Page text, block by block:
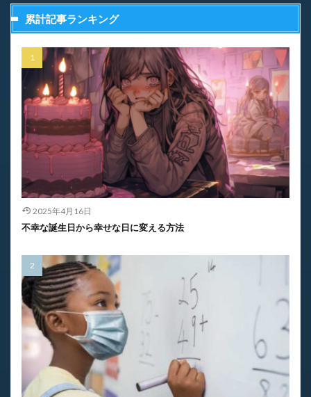
累計記事ランキング
2025年4月16日
不幸な誕生日から幸せな日に変える方法